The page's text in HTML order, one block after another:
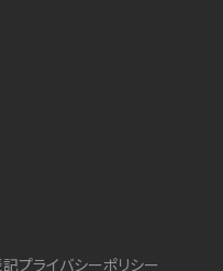
記プライバシーポリシー